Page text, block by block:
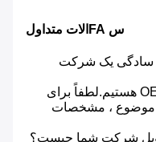
س FAالات متداول
سادگی یک شرکت
A: ما یک کارخانه واقعی OEM / ODM هستیم.لطفاً برای
موضوع ، مشخصات
شرکت شما چیست؟